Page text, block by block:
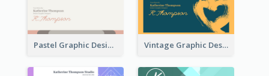
Pastel Graphic Design Letterhead Vintage Graphic Design Letterhead